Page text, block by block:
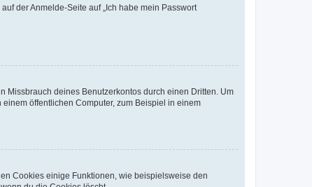
der Anmelde-Seite auf „Ich habe mein Passwort
Missbrauch deines Benutzerkontos durch einen Dritten. Um
öffentlichen Computer, zum Beispiel in einem
Cookies einige Funktionen, wie beispielsweise den